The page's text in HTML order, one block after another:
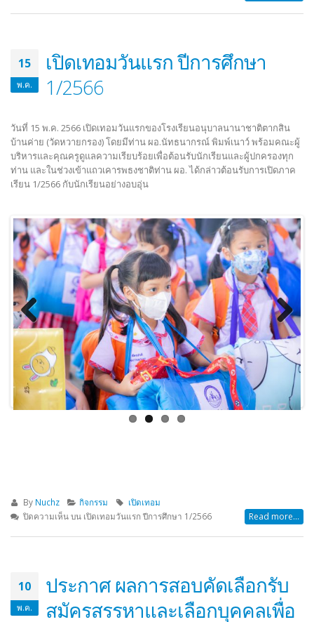
15
พ.ค.
เปิดเทอมวันแรก ปีการศึกษา
1/2566
วันที่ 15 พ.ค. 2566 เปิดเทอมวันแรกของโรงเรียนอนุบาลนานาชาติตากสิน
บ้านค่าย (วัดหวายกรอง) โดยมีท่าน ผอ.นัทธนากรณ์ พิมพ์เนาว์ พร้อมคณะผู้
บริหารและคุณครูดูแลความเรียบร้อยเพื่อต้อนรับนักเรียนและผู้ปกครองทุก
ท่าน และในช่วงเข้าแถวเคารพธงชาติท่าน ผอ. ได้กล่าวต้อนรับการเปิดภาค
เรียน 1/2566 กับนักเรียนอย่างอบอุ่น
Previous Next
By Nuchz กิจกรรม
เปิดเทอม
ปิดความเห็นบน เปิดเทอมวันแรก ปีการศึกษา 1/2566 Read more...
10
พ.ค.
ประกาศ ผลการสอบคัดเลือกรับ
สมัครสรรหาและเลือกบุคคลเพื่อ